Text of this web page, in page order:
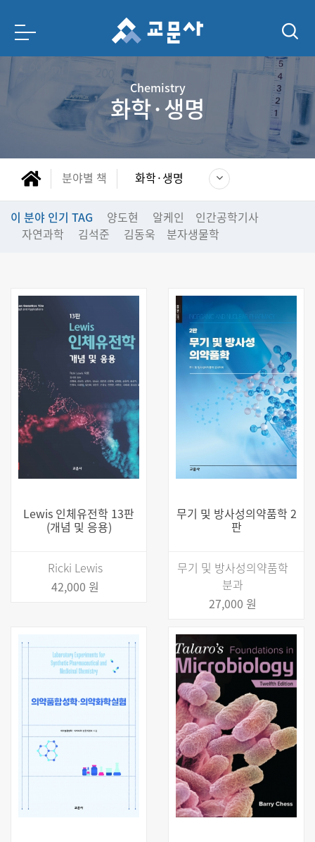
Chemistry
화학·생명
분야별 책 화학·생명
이 분야 인기 TAG 양도현 알케인
인간공학기사
자연과학
김석준 김동욱 분자생물학
Lewis 인체유전학 13판
(개념 및 응용)
Ricki Lewis
42,000 원
무기 및 방사성의약품학 2
판
무기 및 방사성의약품학
분과
27,000 원